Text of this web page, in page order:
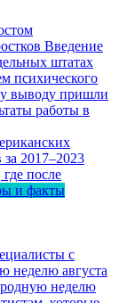
Введение
штатах
психического
выводу пришли
работы в
2017–2023
после
и факты
с
неделю августа
неделю